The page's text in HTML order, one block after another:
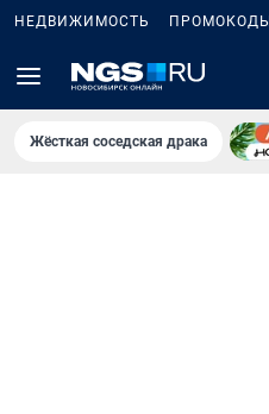
НЕДВИЖИМОСТЬ ПРОМОКОДЫ
Жёсткая соседская драка